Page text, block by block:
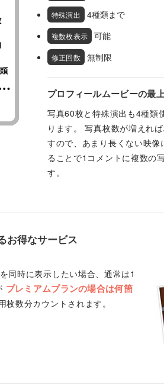
特殊演出 4種類まで
複数枚表示 可能
修正回数 無制限
プロフィールムービーの最
写真60枚と特殊演出も4種類
ります。 写真枚数が増えれ
すので、あまり長くない映
ることで1コメントに複数の
す。
お得なサービス
同時に表示したい場合、通常は1
プレミアムプランの場合は何箇
数分カウントされます。